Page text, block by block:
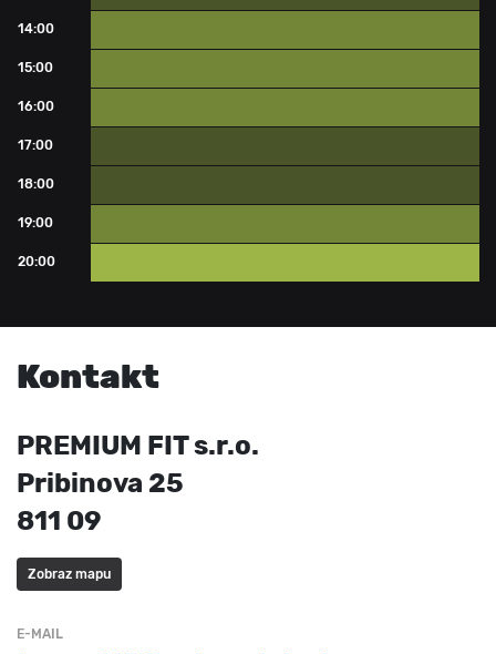
14:00
15:00
16:00
17:00
18:00
19:00
20:00
Kontakt
PREMIUM FIT s.r.o.
Pribinova 25
811 09
Zobraz mapu
E-MAIL